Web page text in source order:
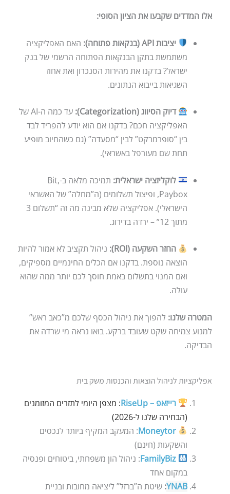
אלו המדדים שקבעו את הציון הסופי:
יציבות API (בנקאות פתוחה):
האם האפליקציה
משתמשת בתקן הבנקאות הפתוחה הרשמי של בנק
ישראל? בדקנו את מהירות הסנכרון ואת אחוז
השגיאות בייבוא הנתונים.
דיוק הסיווג (Categorization):
עד כמה ה-AI של
האפליקציה חכם? בדקנו אם הוא יודע להפריד לבד
בין “סופרמרקט” לבין “מסעדה” (גם כשהחיוב מופיע
תחת שם מעורפל באשראי).
לוקליזציה ישראלית:
תמיכה מלאה ב-Bit,
Paybox, ופיצול תשלומים (ה”מחלה” של האשראי
הישראלי). אפליקציה שלא מבינה מה זה “תשלום 3
מתוך 12” – ירדה בדירוג.
החזר השקעה (ROI):
ניהול תקציב לא אמור להיות
הוצאה נוספת. בדקנו אם הכלים החינמיים מספיקים,
ואם המנוי בתשלום באמת חוסך לכם יותר ממה שהוא
עולה.
המטרה שלנו: להפוך את ניהול הכסף שלכם מ”כאב ראש”
למנוע צמיחה שקט שעובד ברקע. בואו נראה מי שרדה את
הבדיקה.
אפליקציות לניהול הוצאות והכנסות משק בית
רייזאפ – RiseUp
: מצפן היומי לתזרים המזומנים
(הבחירה שלנו ל-2026)
: המעקב המקיף ביותר לנכסים
והשקעות (חינם)
: ניהול הון משפחתי, ביטוחים ופנסיה
במקום אחד
YNAB
: שיטת ה”ברזל” ליציאה מחובות ובניית